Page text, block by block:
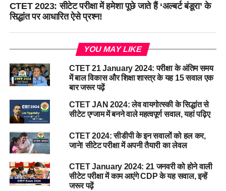
CTET 2023: सीटेट परीक्षा में हमेशा पूछे जाते हैं ‘अल्बर्ट बंडूरा’ के
सिद्धांत पर आधारित ऐसे प्रश्न!
YOU MAY LIKE
CTET 21 January 2024: परीक्षा के अंतिम समय
में बाल विकास और शिक्षा शास्त्र के यह 15 सवाल एक
बार जरूर पढ़ें
CTET JAN 2024: लेव वायगोत्स्की के सिद्धांत से
सीटेट एग्जाम में बनने वाले महत्वपूर्ण सवाल, यहां पढ़िए
CTET 2024: सीडीपी के इन सवालों को हल कर,
जाने! सीटेट परीक्षा में अपनी तैयारी का लेवल
CTET January 2024: 21 जनवरी को होने वाली
सीटेट परीक्षा में काम आएंगे CDP के यह सवाल, इन्हें
जरूर पढ़ें